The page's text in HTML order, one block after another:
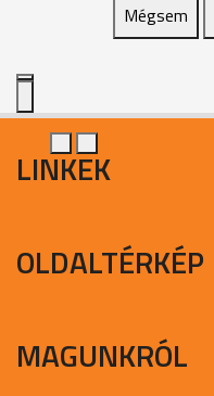
Mégsem
LINKEK
OLDALTÉRKÉP
MAGUNKRÓL